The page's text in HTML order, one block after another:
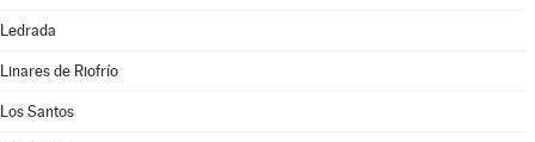
Ledrada
Linares de Riofrío
Los Santos